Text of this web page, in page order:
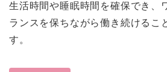
生活時間や睡眠時間を確保でき、
ランスを保ちながら働き続けるこ
す。